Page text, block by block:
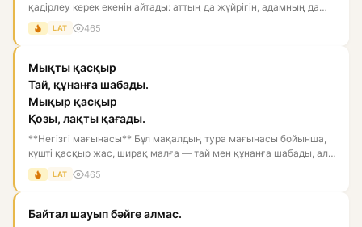
қадірлеу керек екенін айтады: аттың да жүйрігін, адамның да
ж...
LAT 465
Мықты қасқыр
Тай, құнанға шабады.
Мықыр қасқыр
Қозы, лақты қағады.
**Негізгі мағынасы** Бұл мақалдың тура мағынасы бойынша,
күшті қасқыр жас, ширақ малға — тай мен құнанға шабады, ал
әлсі...
LAT 465
Байтал шауып бәйге алмас.